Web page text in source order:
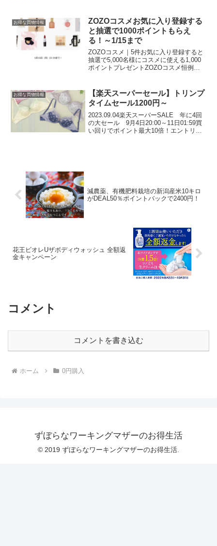
円...
お得な買物情報
ZOZOコスメお気に入り登録する
と抽選で1000ポイントもらえ
る！～1/15まで
ZOZOコスメ｜5件お気に入り登録すると
抽選で5,000名様にコスメに使える1,000
ポイントプレゼントZOZOコスメ恒例の
00～1月15日(月)23：...
お得な買物情報
【楽天スーパーセール】トリンプ
タイムセール1200円～
2023.09.04楽天スーパーSALE 年に4回
の大セール 9月4日20:00～11日01:59買
い回りでポイント最大10倍！エントリー
減農薬、有機肥料栽培の新潟産米10キロ
がDEAL50％ポイントバックで2400円！
花王ビオレUザボディウォッシュ 全額返
金キャンペーン
コメント
コメントを書き込む
ホーム 0円購入
ずぼらなワーキングマザーのお得生活
© 2019 ずぼらなワーキングマザーのお得生活.